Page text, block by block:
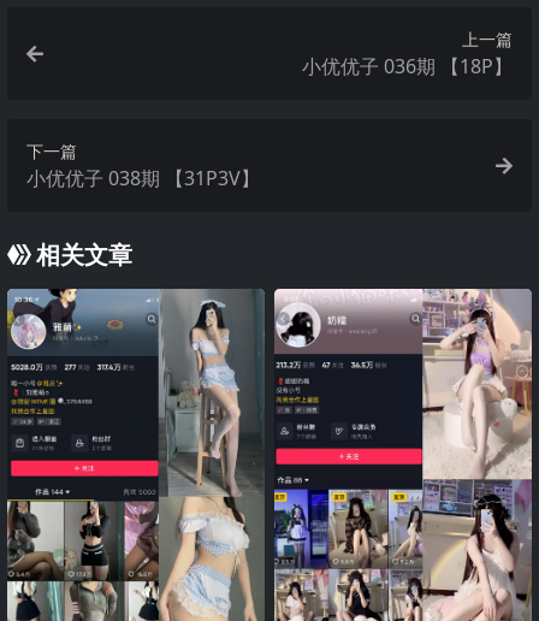
上一篇
小优优子 036期 【18P】
下一篇
小优优子 038期 【31P3V】
相关文章